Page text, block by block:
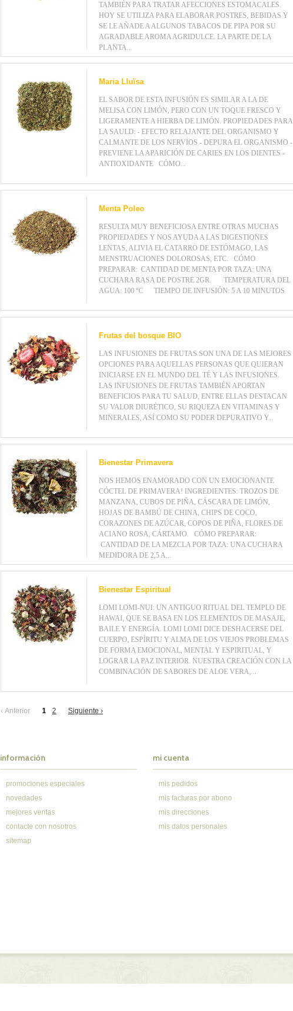
TAMBIÉN PARA TRATAR AFECCIONES ESTOMACALES.
HOY SE UTILIZA PARA ELABORAR POSTRES, BEBIDAS Y
SE LE AÑADE A ALGUNOS TABACOS DE PIPA POR SU
AGRADABLE AROMA AGRIDULCE. LA PARTE DE LA
PLANTA...
Maria Lluïsa
EL SABOR DE ESTA INFUSIÓN ES SIMILAR A LA DE
MELISA CON LIMÓN, PERO CON UN TOQUE FRESCO Y
LIGERAMENTE A HIERBA DE LIMÓN. PROPIEDADES PARA
LA SAULD: - EFECTO RELAJANTE DEL ORGANISMO Y
CALMANTE DE LOS NERVIOS - DEPURA EL ORGANISMO -
PREVIENE LA APARICIÓN DE CARIES EN LOS DIENTES -
ANTIOXIDANTE CÓMO...
Menta Poleo
RESULTA MUY BENEFICIOSA ENTRE OTRAS MUCHAS
PROPIEDADES Y NOS AYUDA A LAS DIGESTIONES
LENTAS, ALIVIA EL CATARRO DE ESTÓMAGO, LAS
MENSTRUACIONES DOLOROSAS, ETC. CÓMO
PREPARAR: CANTIDAD DE MENTA POR TAZA: UNA
CUCHARA RASA DE POSTRE 2GR. TEMPERATURA DEL
AGUA: 100 ºC TIEMPO DE INFUSIÓN: 5 A 10 MINUTOS
Frutas del bosque BIO
LAS INFUSIONES DE FRUTAS SON UNA DE LAS MEJORES
OPCIONES PARA AQUELLAS PERSONAS QUE QUIERAN
INICIARSE EN EL MUNDO DEL TÉ Y LAS INFUSIONES.
LAS INFUSIONES DE FRUTAS TAMBIÉN APORTAN
BENEFICIOS PARA TU SALUD, ENTRE ELLAS DESTACAN
SU VALOR DIURÉTICO, SU RIQUEZA EN VITAMINAS Y
MINERALES, ASÍ COMO SU PODER DEPURATIVO Y...
Bienestar Primavera
NOS HEMOS ENAMORADO CON UN EMOCIONANTE
CÓCTEL DE PRIMAVERA! INGREDIENTES: TROZOS DE
MANZANA, CUBOS DE PIÑA, CÁSCARA DE LIMÓN,
HOJAS DE BAMBÚ DE CHINA, CHIPS DE COCO,
CORAZONES DE AZÚCAR, COPOS DE PIÑA, FLORES DE
ACIANO ROSA, CÁRTAMO. CÓMO PREPARAR:
CANTIDAD DE LA MEZCLA POR TAZA: UNA CUCHARA
MEDIDORA DE 2,5 A...
Bienestar Espiritual
LOMI LOMI-NUI: UN ANTIGUO RITUAL DEL TEMPLO DE
HAWAI, QUE SE BASA EN LOS ELEMENTOS DE MASAJE,
BAILE Y ENERGÍA. LOMI LOMI DICE DESHACERSE DEL
CUERPO, ESPÍRITU Y ALMA DE LOS VIEJOS PROBLEMAS
DE FORMA EMOCIONAL, MENTAL Y ESPIRITUAL, Y
LOGRAR LA PAZ INTERIOR. NUESTRA CREACIÓN CON LA
COMBINACIÓN DE SABORES DE ALOE VERA,...
‹ Anterior 1 2 Siguiente ›
información
promociones especiales
novedades
mejores ventas
contacte con nosotros
sitemap
mi cuenta
mis pedidos
mis facturas por abono
mis direcciones
mis datos personales